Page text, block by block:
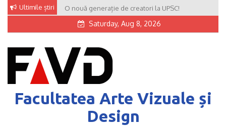
Skip
content
Ultimile știri O nouă generație de creatori la UPSC!
Saturday, Aug 8, 2026
Facultatea Arte Vizuale și
Design